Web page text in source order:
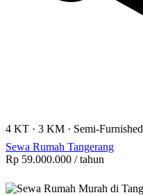
4 KT · 3 KM · Semi-Furnished
Sewa Rumah Tangerang
Rp 59.000.000 / tahun